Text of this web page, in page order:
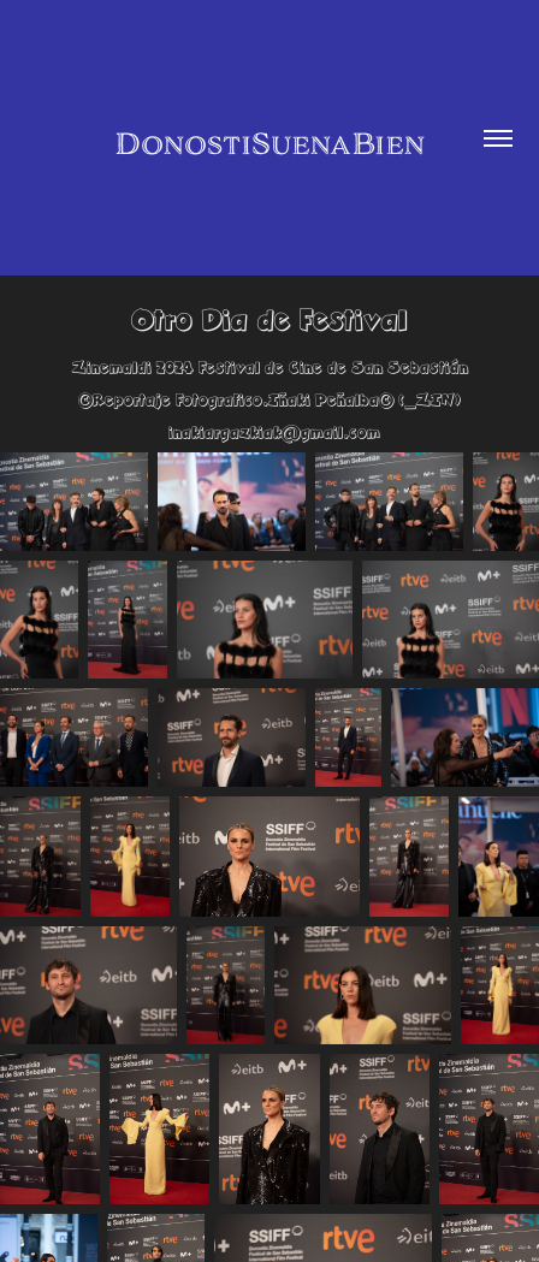
DonostiSuenaBien
Otro Dia de Festival
Zinemaldi 2024 Festival de Cine de San Sebastián
©Reportaje Fotografico.Iñaki Peñalba©(_ZIN)
inakiargazkiak@gmail.com